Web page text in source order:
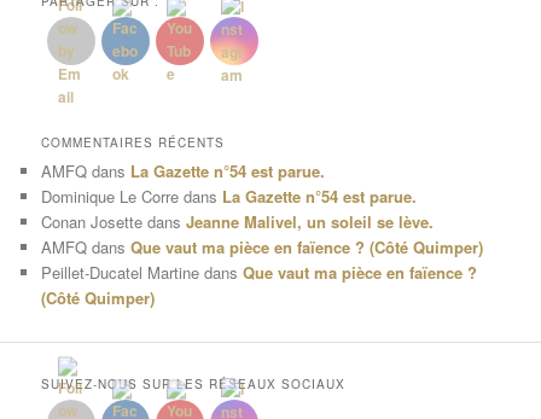
COMMENTAIRES RÉCENTS
AMFQ dans La Gazette n°54 est parue.
Dominique Le Corre dans La Gazette n°54 est parue.
Conan Josette dansJeanne Malivel, un soleil se lève.
AMFQ dansQue vaut ma pièce en faïence ? (Côté Quimper)
Peillet-Ducatel Martine dansQue vaut ma pièce en faïence ?
(Côté Quimper)
SUIVEZ-NOUS SUR LES RÉSEAUX SOCIAUX